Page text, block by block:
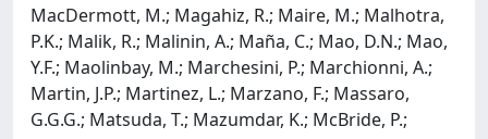
MacDermott, M.; Magahiz, R.; Maire, M.; Malhotra,
P.K.; Malik, R.; Malinin, A.; Maña, C.; Mao, D.N.; Mao,
Y.F.; Maolinbay, M.; Marchesini, P.; Marchionni, A.;
Martin, J.P.; Martinez, L.; Marzano, F.; Massaro,
G.G.G.; Matsuda, T.; Mazumdar, K.; McBride, P.;